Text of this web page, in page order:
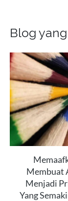
Blog
Membuat
Menjadi
Yang